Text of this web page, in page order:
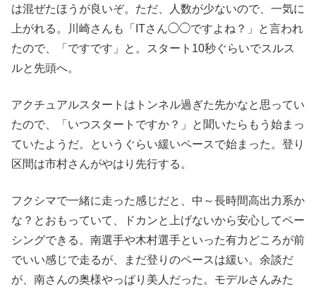
は混ぜたほうが良いぞ。ただ、人数が少ないので、一気に
上がれる。川崎さんも「ITさん◯◯ですよね？」と言われ
たので、「ですです」と。スタート10秒ぐらいでスルス
ルと先頭へ。
アクチュアルスタートはトンネル過ぎた先かなと思ってい
たので、「いつスタートですか？」と聞いたらもう始まっ
ていたようだ。というぐらい緩いペースで始まった。登り
区間は市村さんがやはり先行する。
フクシマで一緒に走った感じだと、中～長時間高出力系か
な？とおもっていて、ドカンと上げないから安心してペー
シングできる。南選手や木村選手といった有力どころが前
でいい感じで走るが、まだ登りのペースは緩い。余談だ
が、南さんの奥様やっぱり美人だった。モデルさんみた